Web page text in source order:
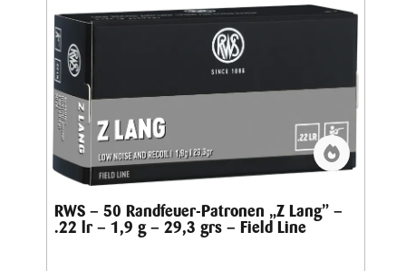
RWS – 50 Randfeuer-Patronen „Z Lang” –
.22 lr – 1,9 g – 29,3 grs – Field Line